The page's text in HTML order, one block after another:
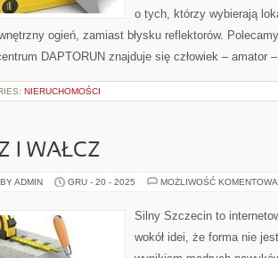
o tych, którzy wybierają
ogień, zamiast błysku reflektorów.
DAPTORUN znajduje się człowiek –
NIERUCHOMOŚCI
I WAŁCZ
ADMIN GRU - 20 - 2025 MOŻLIWOŚĆ
Silny Szczecin to
wokół idei, że forma nie